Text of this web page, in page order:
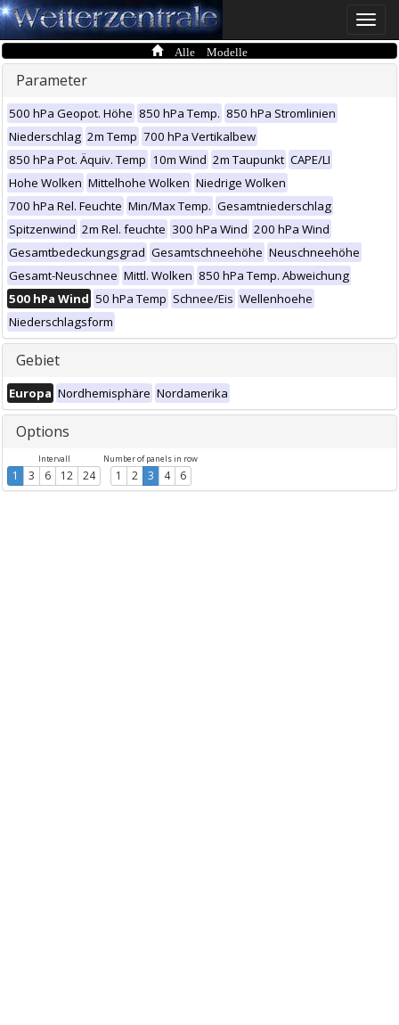
Toggle
Alle Modelle
Parameter
500 hPa Geopot. Höhe 850 hPa Temp. 850 hPa Stromlinien
Niederschlag 2m Temp 700 hPa Vertikalbew
850 hPa Pot. Äquiv. Temp 10m Wind 2m Taupunkt CAPE/LI
Hohe Wolken Mittelhohe Wolken Niedrige Wolken
700 hPa Rel. Feuchte Min/Max Temp. Gesamtniederschlag
Spitzenwind 2m Rel. feuchte 300 hPa Wind 200 hPa Wind
Gesamtbedeckungsgrad Gesamtschneehöhe Neuschneehöhe
Gesamt-Neuschnee Mittl. Wolken 850 hPa Temp. Abweichung
500 hPa Wind 50 hPa Temp Schnee/Eis Wellenhoehe
Niederschlagsform
Gebiet
Europa Nordhemisphäre Nordamerika
Options
Intervall
1 3 6 12 24
Number of panels in row
1 2 3 4 6